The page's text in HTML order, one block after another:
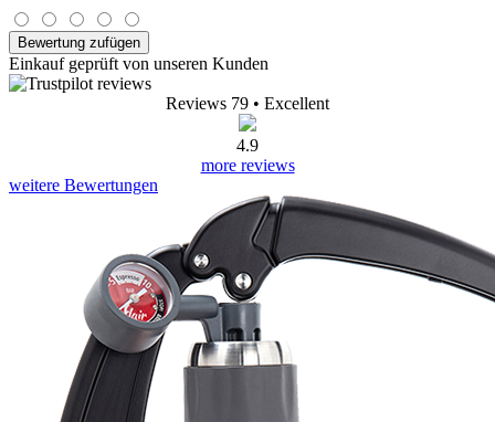
Bewertung zufügen
Einkauf geprüft von unseren Kunden
Reviews 79 • Excellent
4.9
more reviews
weitere Bewertungen